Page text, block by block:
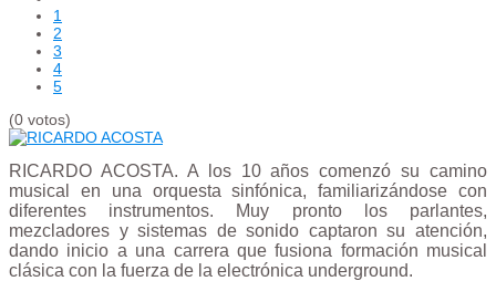
1
2
3
4
5
(0 votos)
RICARDO ACOSTA. A los 10 años comenzó su camino
musical en una orquesta sinfónica, familiarizándose con
diferentes instrumentos. Muy pronto los parlantes,
mezcladores y sistemas de sonido captaron su atención,
dando inicio a una carrera que fusiona formación musical
clásica con la fuerza de la electrónica underground.